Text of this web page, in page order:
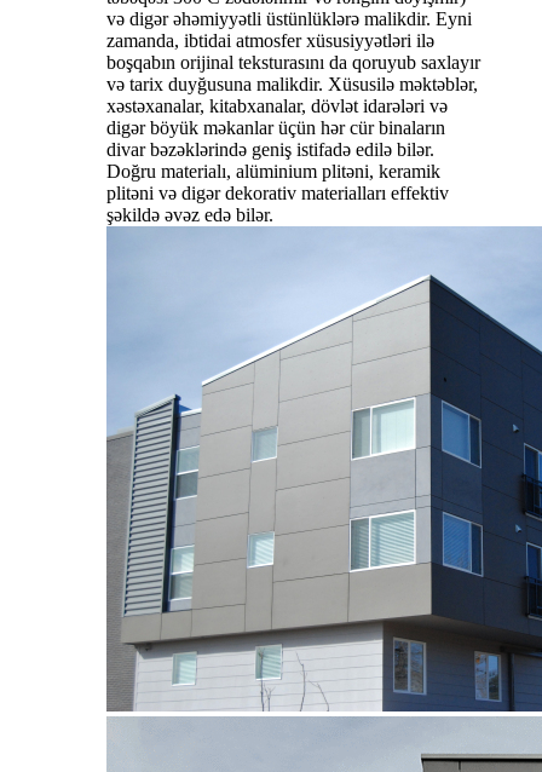
və digər əhəmiyyətli üstünlüklərə malikdir. Eyni
zamanda, ibtidai atmosfer xüsusiyyətləri ilə
boşqabın orijinal teksturasını da qoruyub saxlayır
və tarix duyğusuna malikdir. Xüsusilə məktəblər,
xəstəxanalar, kitabxanalar, dövlət idarələri və
digər böyük məkanlar üçün hər cür binaların
divar bəzəklərində geniş istifadə edilə bilər.
Doğru materialı, alüminium plitəni, keramik
plitəni və digər dekorativ materialları effektiv
şəkildə əvəz edə bilər.